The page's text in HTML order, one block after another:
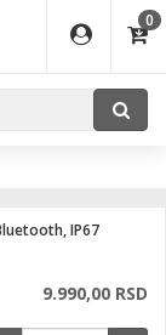
0
IP67
9.990,00 RSD